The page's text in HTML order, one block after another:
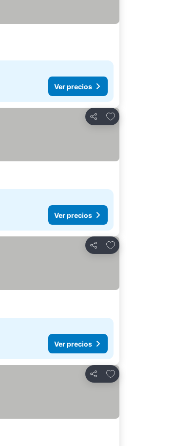
Ver precios
Compartir
Agregar a favoritos
Ver precios
Compartir
Agregar a favoritos
Ver precios
Compartir
Agregar a favoritos